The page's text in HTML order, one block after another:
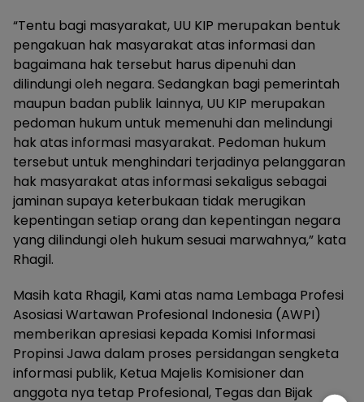
“Tentu bagi masyarakat, UU KIP merupakan bentuk
pengakuan hak masyarakat atas informasi dan
bagaimana hak tersebut harus dipenuhi dan
dilindungi oleh negara. Sedangkan bagi pemerintah
maupun badan publik lainnya, UU KIP merupakan
pedoman hukum untuk memenuhi dan melindungi
hak atas informasi masyarakat. Pedoman hukum
tersebut untuk menghindari terjadinya pelanggaran
hak masyarakat atas informasi sekaligus sebagai
jaminan supaya keterbukaan tidak merugikan
kepentingan setiap orang dan kepentingan negara
yang dilindungi oleh hukum sesuai marwahnya,” kata
Rhagil.
Masih kata Rhagil, Kami atas nama Lembaga Profesi
Asosiasi Wartawan Profesional Indonesia (AWPI)
memberikan apresiasi kepada Komisi Informasi
Propinsi Jawa dalam proses persidangan sengketa
informasi publik, Ketua Majelis Komisioner dan
anggota nya tetap Profesional, Tegas dan Bijak